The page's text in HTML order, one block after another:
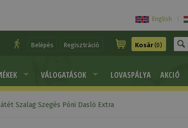
English
Belépés Regisztráció Kosár(0)
VÁLOGATÁSOK LOVASPÁLYA AKCIÓ
Szalag Szegés Póni Daslö Extra